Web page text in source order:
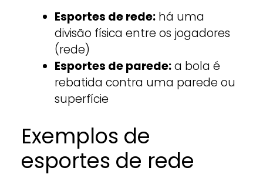
Esportes de rede:há uma
divisão física entre os jogadores
(rede)
Esportes de parede:a bola é
rebatida contra uma parede ou
superfície
Exemplos de
esportes de rede